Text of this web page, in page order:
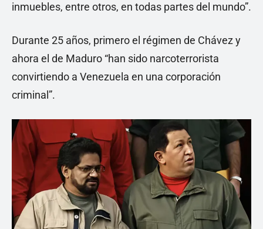
inmuebles, entre otros, en todas partes del mundo”.
Durante 25 años, primero el régimen de Chávez y
ahora el de Maduro “han sido narcoterrorista
convirtiendo a Venezuela en una corporación
criminal”.